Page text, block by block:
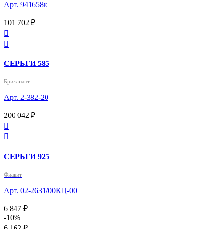
Арт. 941658к
101 702 ₽


СЕРЬГИ 585
Бриллиант
Арт. 2-382-20
200 042 ₽


СЕРЬГИ 925
Фианит
Арт. 02-2631/00КЦ-00
6 847 ₽
-10%